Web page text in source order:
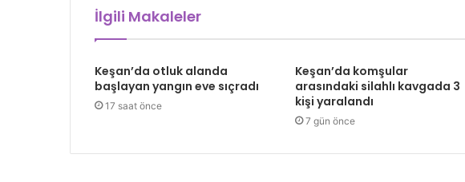
İlgili Makaleler
Keşan’da otluk alanda
başlayan yangın eve sıçradı
17 saat önce
Keşan’da komşular
arasındaki silahlı kavgada 3
kişi yaralandı
7 gün önce